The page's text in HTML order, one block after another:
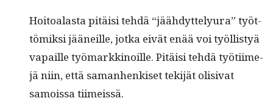
Hoitoalas­ta pitäisi tehdä “jäähdyt­te­lyu­ra” työt­
tömik­si jääneille, jot­ka eivät enää voi työl­listyä
vapaille työ­markki­noille. Pitäisi tehdä työti­ime­
jä niin, että saman­henkiset tek­i­jät oli­si­vat
samoissa tiimeissä.